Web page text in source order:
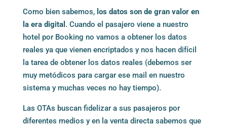
Como bien sabemos, los datos son de gran valor en
la era digital . Cuando el pasajero viene a nuestro
hotel por Booking no vamos a obtener los datos
reales ya que vienen encriptados y nos hacen difícil
la tarea de obtener los datos reales (debemos ser
muy metódicos para cargar ese mail en nuestro
sistema y muchas veces no hay tiempo).
Las OTAs buscan fidelizar a sus pasajeros por
diferentes medios y en la venta directa sabemos que